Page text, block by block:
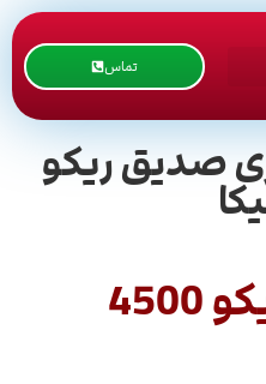
تماس
صدیق ریکو